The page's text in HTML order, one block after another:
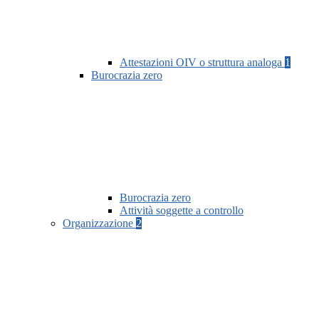
Attestazioni OIV o struttura analoga 1
Burocrazia zero
Burocrazia zero
Attività soggette a controllo
Organizzazione 2